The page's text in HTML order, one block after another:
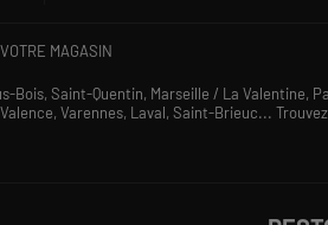
MAGASIN
Bois,Saint-Quentin, Marseille / La Valentine,
Valence,Varennes, Laval,Saint-Brieuc...